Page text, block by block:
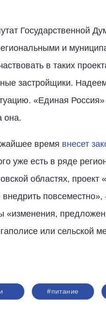
Государственной
и
в таких
застройщики.
«Единая
она.
время внесет
уже есть в ряде
областях, проект
повсеместно»,
«изменения,
или сельской
#питание